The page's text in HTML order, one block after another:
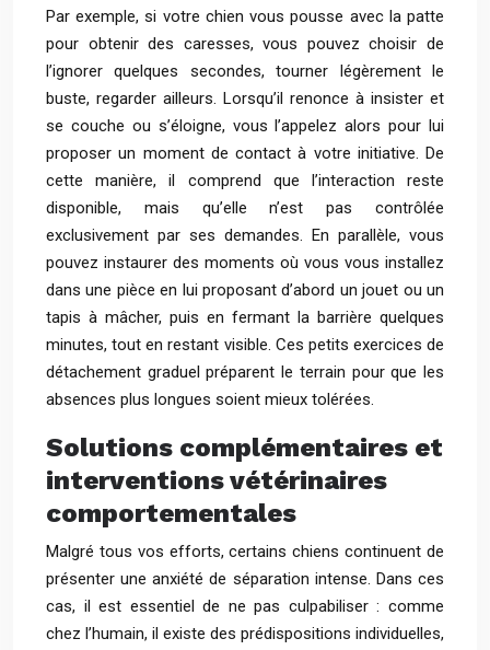
Par exemple, si votre chien vous pousse avec la patte
pour obtenir des caresses, vous pouvez choisir de
l’ignorer quelques secondes, tourner légèrement le
buste, regarder ailleurs. Lorsqu’il renonce à insister et
se couche ou s’éloigne, vous l’appelez alors pour lui
proposer un moment de contact à votre initiative. De
cette manière, il comprend que l’interaction reste
disponible, mais qu’elle n’est pas contrôlée
exclusivement par ses demandes. En parallèle, vous
pouvez instaurer des moments où vous vous installez
dans une pièce en lui proposant d’abord un jouet ou un
tapis à mâcher, puis en fermant la barrière quelques
minutes, tout en restant visible. Ces petits exercices de
détachement graduel préparent le terrain pour que les
absences plus longues soient mieux tolérées.
Solutions complémentaires et
interventions vétérinaires
comportementales
Malgré tous vos efforts, certains chiens continuent de
présenter une anxiété de séparation intense. Dans ces
cas, il est essentiel de ne pas culpabiliser : comme
chez l’humain, il existe des prédispositions individuelles,